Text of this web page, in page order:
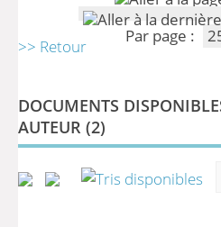
Par page :
>> Retour
DOCUMENTS
AUTEUR (2)